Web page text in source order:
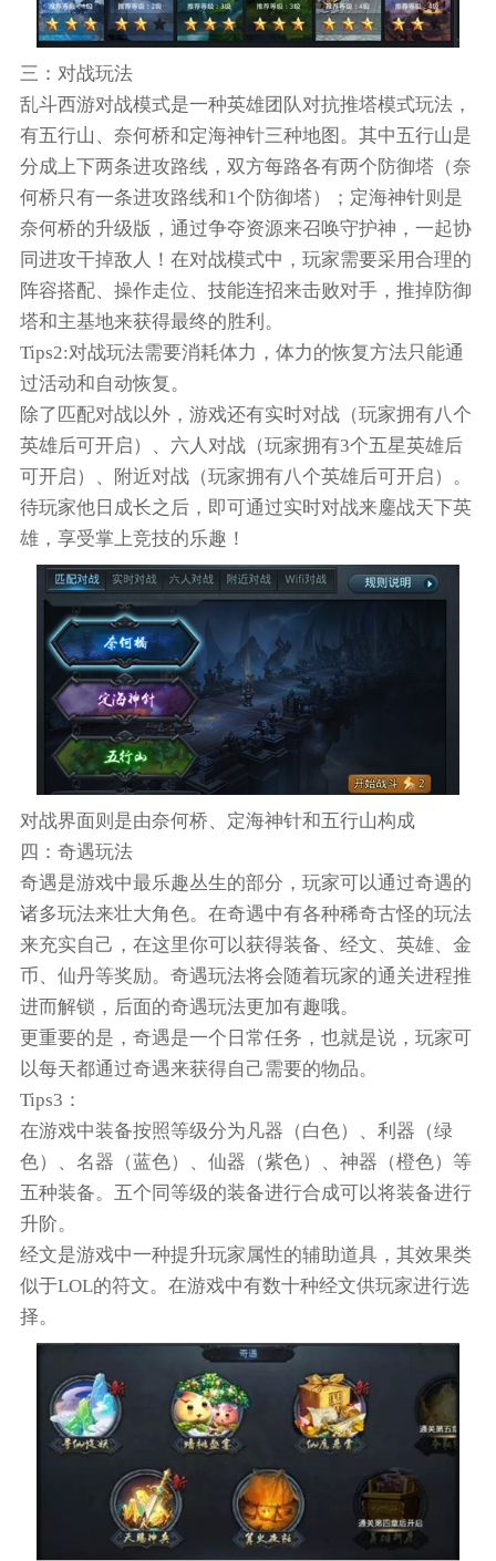
三：对战玩法
乱斗西游对战模式是一种英雄团队对抗推塔模式玩法，
有五行山、奈何桥和定海神针三种地图。其中五行山是
分成上下两条进攻路线，双方每路各有两个防御塔（奈
何桥只有一条进攻路线和1个防御塔）；定海神针则是
奈何桥的升级版，通过争夺资源来召唤守护神，一起协
同进攻干掉敌人！在对战模式中，玩家需要采用合理的
阵容搭配、操作走位、技能连招来击败对手，推掉防御
塔和主基地来获得最终的胜利。
Tips2:对战玩法需要消耗体力，体力的恢复方法只能通
过活动和自动恢复。
除了匹配对战以外，游戏还有实时对战（玩家拥有八个
英雄后可开启）、六人对战（玩家拥有3个五星英雄后
可开启）、附近对战（玩家拥有八个英雄后可开启）。
待玩家他日成长之后，即可通过实时对战来鏖战天下英
雄，享受掌上竞技的乐趣！
对战界面则是由奈何桥、定海神针和五行山构成
四：奇遇玩法
奇遇是游戏中最乐趣丛生的部分，玩家可以通过奇遇的
诸多玩法来壮大角色。在奇遇中有各种稀奇古怪的玩法
来充实自己，在这里你可以获得装备、经文、英雄、金
币、仙丹等奖励。奇遇玩法将会随着玩家的通关进程推
进而解锁，后面的奇遇玩法更加有趣哦。
更重要的是，奇遇是一个日常任务，也就是说，玩家可
以每天都通过奇遇来获得自己需要的物品。
Tips3：
在游戏中装备按照等级分为凡器（白色）、利器（绿
色）、名器（蓝色）、仙器（紫色）、神器（橙色）等
五种装备。五个同等级的装备进行合成可以将装备进行
升阶。
经文是游戏中一种提升玩家属性的辅助道具，其效果类
似于LOL的符文。在游戏中有数十种经文供玩家进行选
择。